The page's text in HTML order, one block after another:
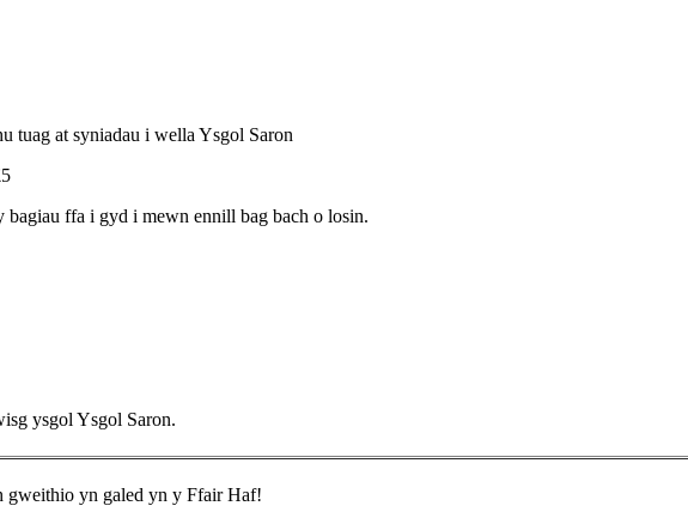
tuag at syniadau i wella Ysgol Saron
ffa i gyd i mewn ennill bag bach o losin.
ysgol Ysgol Saron.
yn galed yn y Ffair Haf!